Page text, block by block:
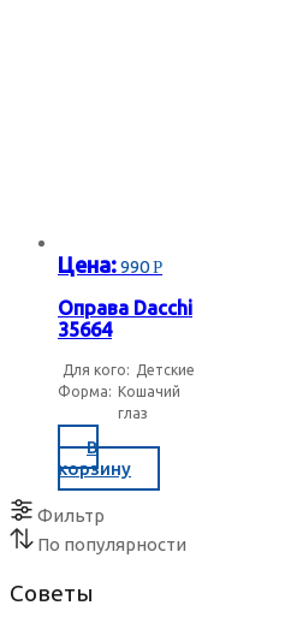
Цена:990Р
Оправа Dacchi
35664
Для кого:
Детские
Форма: Кошачий
глаз
В
корзину
Фильтр
По популярности
Советы